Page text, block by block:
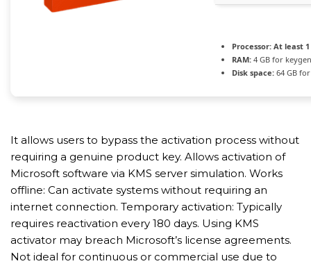
Processor: At least 1
RAM: 4 GB for keygen
Disk space: 64 GB
It allows users to bypass the activation process without
requiring a genuine product key. Allows activation of
Microsoft software via KMS server simulation. Works
offline: Can activate systems without requiring an
internet connection. Temporary activation: Typically
requires reactivation every 180 days. Using KMS
activator may breach Microsoft’s license agreements.
Not ideal for continuous or commercial use due to